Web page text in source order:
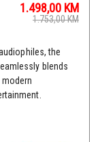
1.498,00 KM
1.753,00KM
the
blends